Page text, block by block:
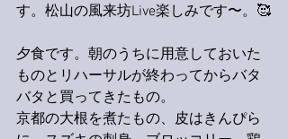
す。松山の風来坊Live楽しみです〜。🥰
夕食です。朝のうちに用意しておいた
ものとリハーサルが終わってからバタ
バタと買ってきたもの。
京都の大根を煮たもの、皮はきんぴら